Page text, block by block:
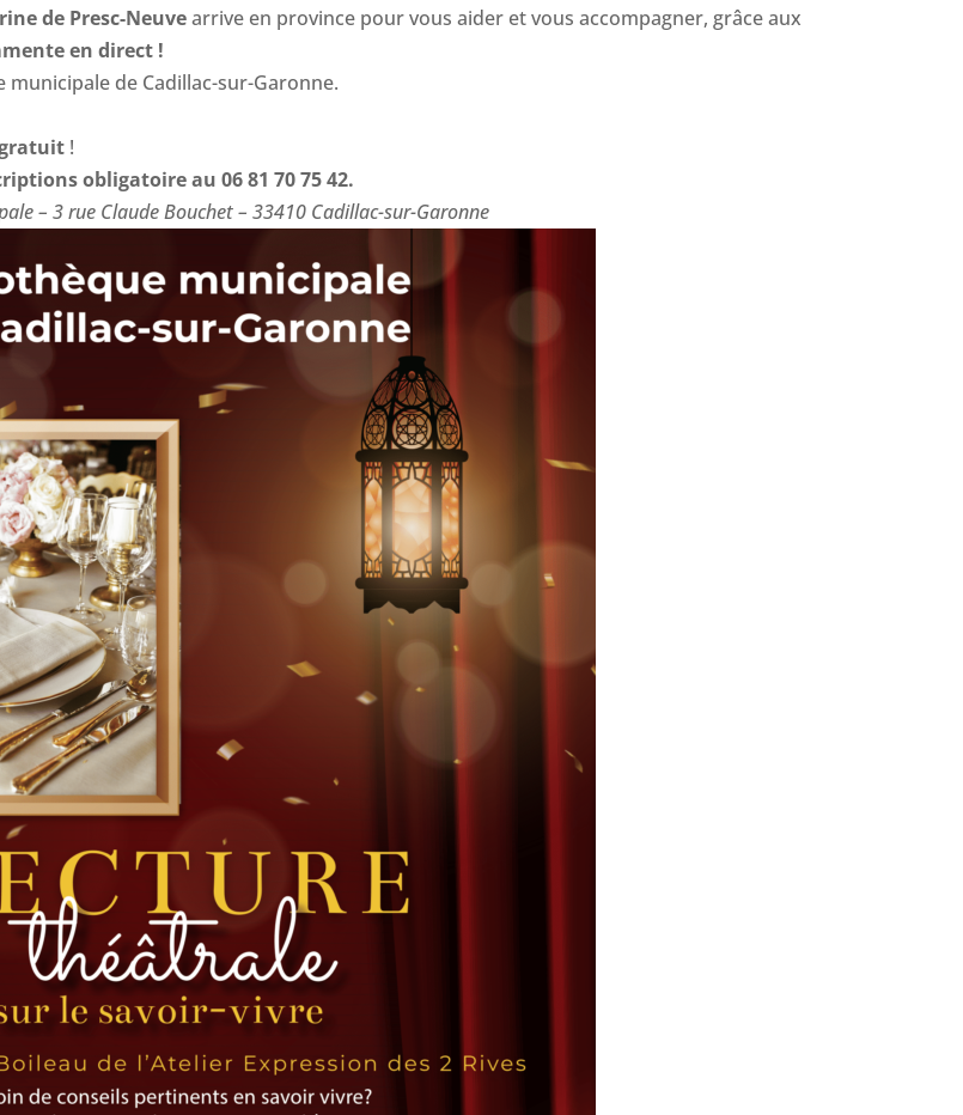
de Presc-Neuvearrive en province pour vous aider et vous accompagner, grâce aux
en direct !
municipale de Cadillac-sur-Garonne.
!
obligatoire au 06 81 70 75 42.
– 3 rue Claude Bouchet – 33410 Cadillac-sur-Garonne